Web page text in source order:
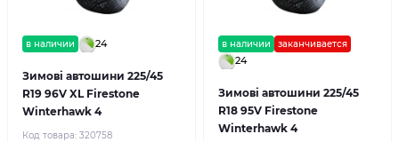
в наличии 24
Зимові автошини 225/45
R19 96V XL Firestone
Winterhawk 4
Код товара: 320758
в наличии заканчивается
24
Зимові автошини 225/45
R18 95V Firestone
Winterhawk 4